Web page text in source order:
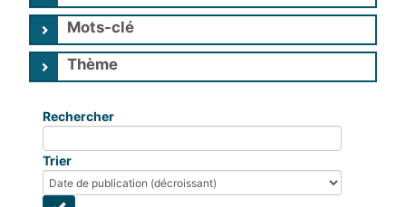
Mots-clé
Thème
Rechercher
Trier